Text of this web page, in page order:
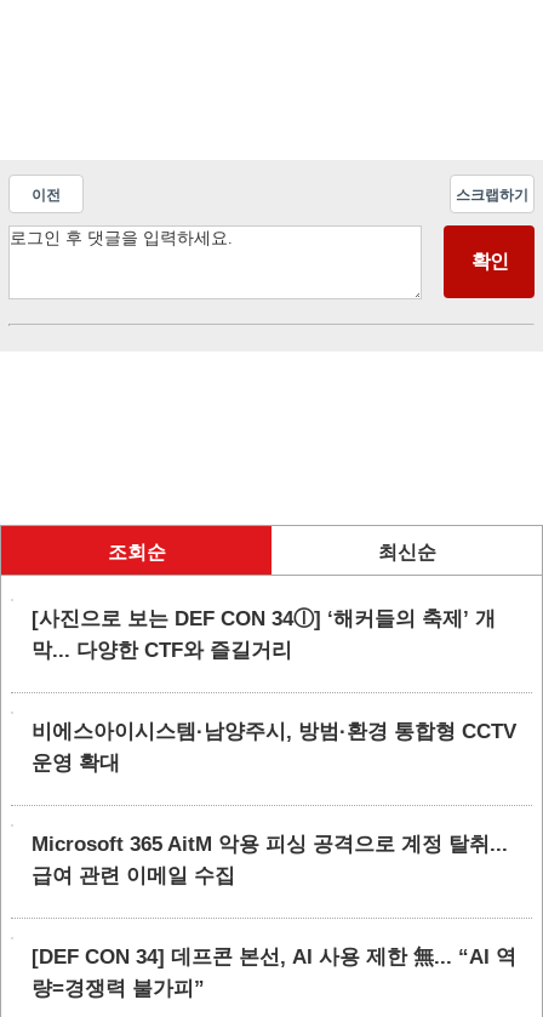
이전 스크랩하기
조회순 최신순
[사진으로 보는 DEF CON 34ⓛ] ‘해커들의 축제’ 개
막... 다양한 CTF와 즐길거리
비에스아이시스템·남양주시, 방범·환경 통합형 CCTV
운영 확대
Microsoft 365 AitM 악용 피싱 공격으로 계정 탈취...
급여 관련 이메일 수집
[DEF CON 34] 데프콘 본선, AI 사용 제한 無... “AI 역
량=경쟁력 불가피”